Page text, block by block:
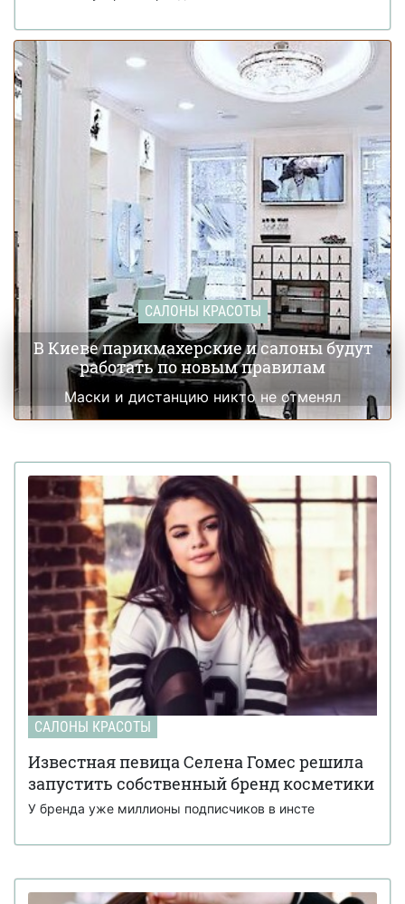
САЛОНЫ КРАСОТЫ
В Киеве парикмахерские и салоны будут
работать по новым правилам
Маски и дистанцию никто не отменял
САЛОНЫ КРАСОТЫ
Известная певица Селена Гомес решила
запустить собственный бренд косметики
У бренда уже миллионы подписчиков в инсте